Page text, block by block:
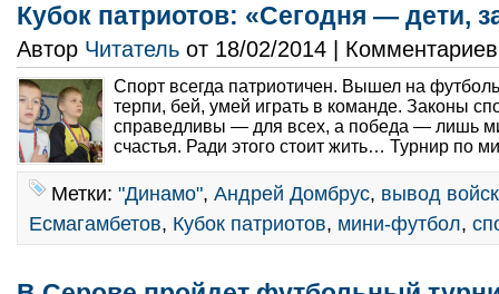
Кубок патриотов: «Сегодня — дети,
Автор Читатель от 18/02/2014 |
Спорт всегда патриотичен. Вышел на
терпи, бей, умей играть в команде. Законы
справедливы — для всех, а победа — лишь
счастья. Ради этого стоит жить… Турнир по
Метки: "Динамо", Андрей Домбрус, вывод
Есмагамбетов, Кубок патриотов, мини-футбол,